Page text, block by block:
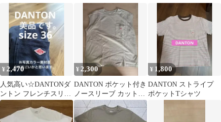
¥ 2,470
人気高い☆DANTONダ
ントン フレンチスリー
ブ袖 美品です。
¥ 2,300
DANTON ポケット付き
ノースリーブ カットソ
ー
¥ 1,800
DANTON ストライプ
ポケットTシャツ